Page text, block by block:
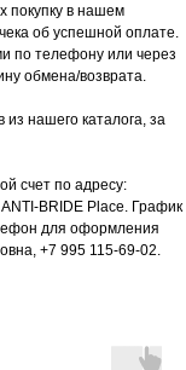
покупку в нашем
об успешной оплате.
по телефону или через
обмена/возврата.
из нашего каталога, за
счет по адресу:
BRIDE Place. График
для оформления
+7 995 115-69-02.